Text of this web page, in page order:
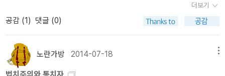
더보기
공감 (1) 댓글 (0)
노란가방 2014-07-18